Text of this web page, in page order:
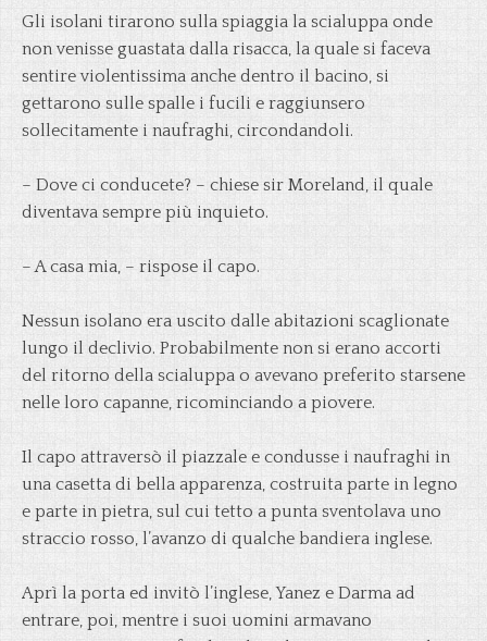
Gli isolani tirarono sulla spiaggia la scialuppa onde
non venisse guastata dalla risacca, la quale si faceva
sentire violentissima anche dentro il bacino, si
gettarono sulle spalle i fucili e raggiunsero
sollecitamente i naufraghi, circondandoli.
– Dove ci conducete? – chiese sir Moreland, il quale
diventava sempre più inquieto.
– A casa mia, – rispose il capo.
Nessun isolano era uscito dalle abitazioni scaglionate
lungo il declivio. Probabilmente non si erano accorti
del ritorno della scialuppa o avevano preferito starsene
nelle loro capanne, ricominciando a piovere.
Il capo attraversò il piazzale e condusse i naufraghi in
una casetta di bella apparenza, costruita parte in legno
e parte in pietra, sul cui tetto a punta sventolava uno
straccio rosso, l’avanzo di qualche bandiera inglese.
Aprì la porta ed invitò l’inglese, Yanez e Darma ad
entrare, poi, mentre i suoi uomini armavano